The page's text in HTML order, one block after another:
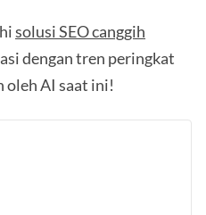
solusi SEO canggih
dengan tren peringkat
oleh AI saat ini!